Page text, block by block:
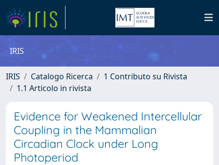
IRIS
IRIS Catalogo Ricerca
1 Contributo su Rivista
1.1 Articolo in rivista
Evidence for Weakened Intercellular
Coupling in the Mammalian
Circadian Clock under Long
Photoperiod